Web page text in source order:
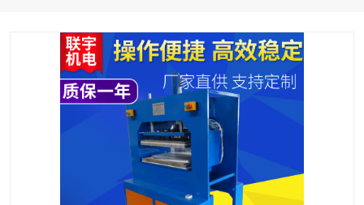
高频压花压标机 自动超声波打片成型机
泡壳包装封口机 海绵产品成型机